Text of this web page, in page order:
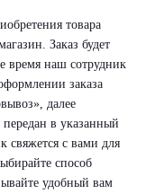
товара
Заказ будет
время наш сотрудник
заказа
далее
передан в указанный
свяжется с вами для
способ
удобный вам